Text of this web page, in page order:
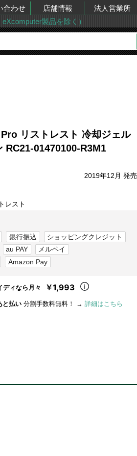
合わせ 店舗情報 法人営業所
製品を除く）
リストレスト 冷却ジェル
RC21-01470100-R3M1
2019年12月 発売
レスト
銀行振込
ショッピングクレジット
au PAY
メルペイ
Amazon Pay
ディなら月々 ￥1,993
と払い 分割手数料無料！ → 詳細はこちら